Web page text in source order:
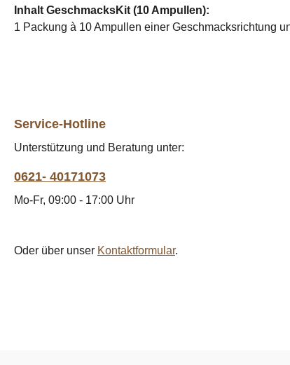
Inhalt GeschmacksKit (10 Ampullen):
1 Packung à 10 Ampullen einer Geschmacksrichtung
Service-Hotline
Unterstützung und Beratung unter:
0621- 40171073
Mo-Fr, 09:00 - 17:00 Uhr
Oder über unser Kontaktformular.